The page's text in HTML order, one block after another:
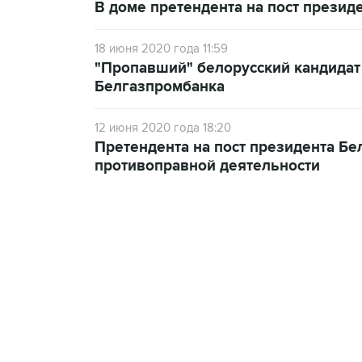
В доме претендента на пост
18 июня 2020 года 11:59
"Пропавший" белорусский
Белгазпромбанка
12 июня 2020 года 18:20
Претендента на пост президента
противоправной деятельности